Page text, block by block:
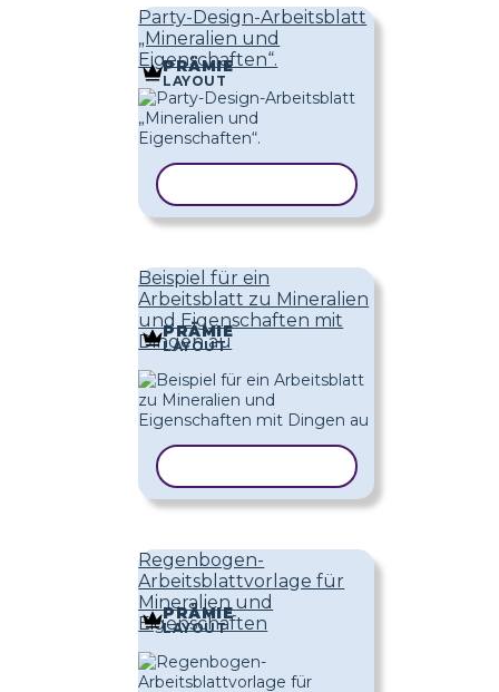
Party-Design-Arbeitsblatt
„Mineralien und
Eigenschaften“.
PRÄMIE
LAYOUT
Beispiel für ein
Arbeitsblatt zu Mineralien
und Eigenschaften mit
Dingen au
PRÄMIE
LAYOUT
Regenbogen-
Arbeitsblattvorlage für
Mineralien und
Eigenschaften
PRÄMIE
LAYOUT